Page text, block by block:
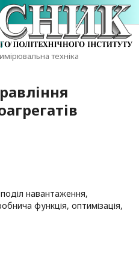
/
техніка
навантаження,
функція, оптимізація,